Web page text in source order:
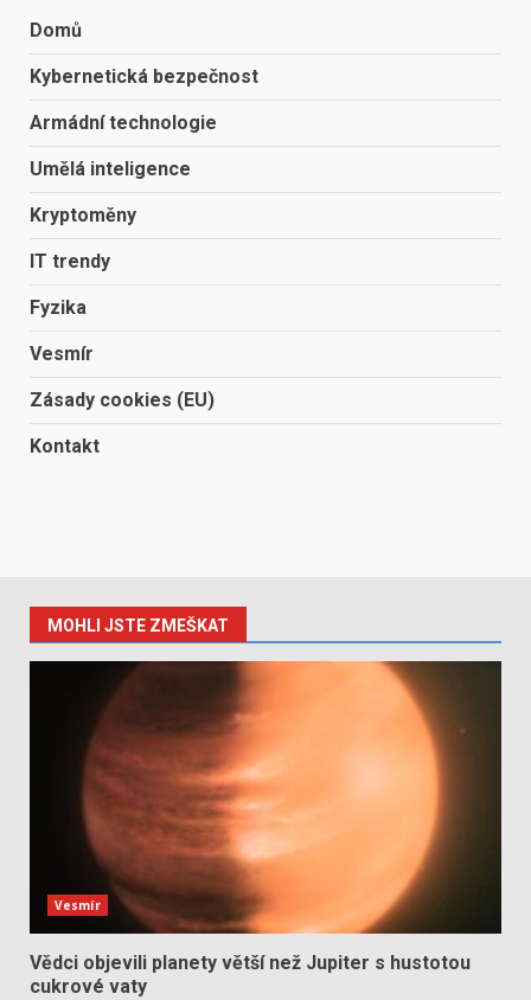
Domů
Kybernetická bezpečnost
Armádní technologie
Umělá inteligence
Kryptoměny
IT trendy
Fyzika
Vesmír
Zásady cookies (EU)
Kontakt
MOHLI JSTE ZMEŠKAT
Vesmír
Vědci objevili planety větší než Jupiter s hustotou
cukrové vaty